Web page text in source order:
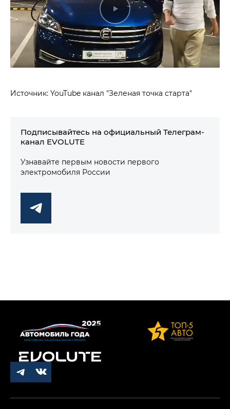
Источник: YouTube канал "Зеленая точка старта"
Подписывайтесь на официальный Телеграм-
канал EVOLUTE
Узнавайте первым новости первого
электромобиля России